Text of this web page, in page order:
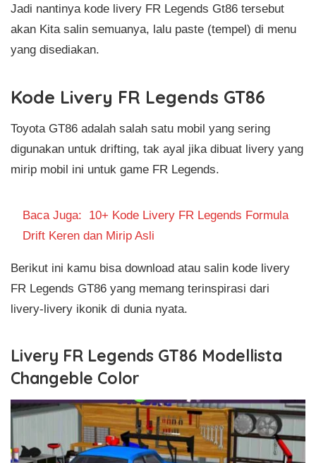
Jadi nantinya kode livery FR Legends Gt86 tersebut
akan Kita salin semuanya, lalu paste (tempel) di menu
yang disediakan.
Kode Livery FR Legends GT86
Toyota GT86 adalah salah satu mobil yang sering
digunakan untuk drifting, tak ayal jika dibuat livery yang
mirip mobil ini untuk game FR Legends.
Baca Juga: 10+ Kode Livery FR Legends Formula
Drift Keren dan Mirip Asli
Berikut ini kamu bisa download atau salin kode livery
FR Legends GT86 yang memang terinspirasi dari
livery-livery ikonik di dunia nyata.
Livery FR Legends GT86 Modellista
Changeble Color